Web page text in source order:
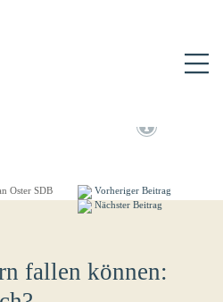
Oster SDB
Vorheriger Beitrag
Nächster Beitrag
fallen können: